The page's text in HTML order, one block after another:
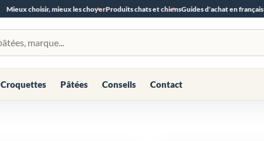
Mieux choisir, mieux les choyerProduits chats et chiensGuides d'achat en français
Croquettes Pâtées Conseils Contact